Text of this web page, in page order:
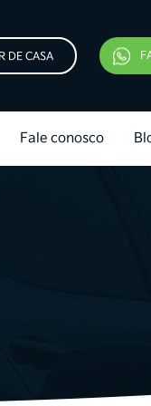
DE CASA
Fale conosco